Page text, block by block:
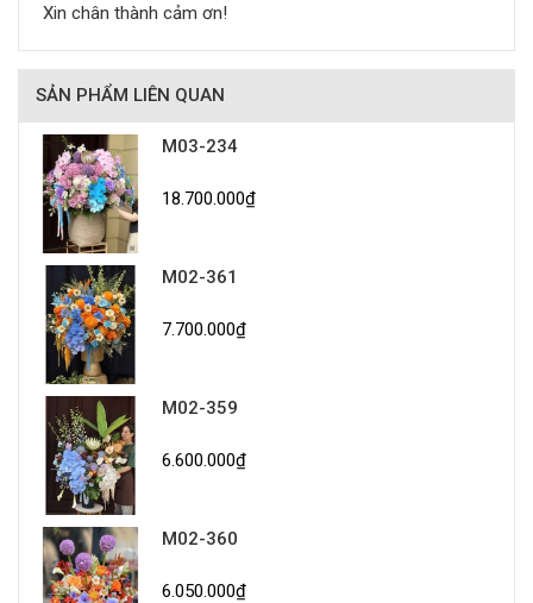
Xin chân thành cảm ơn!
SẢN PHẨM LIÊN QUAN
M03-234
18.700.000₫
M02-361
7.700.000₫
M02-359
6.600.000₫
M02-360
6.050.000₫